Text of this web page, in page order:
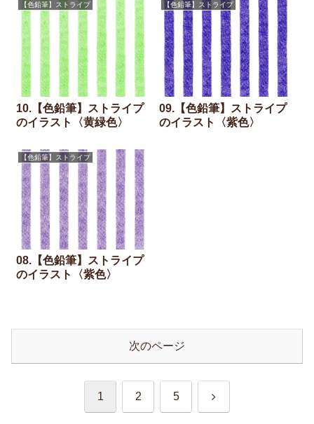
【色鉛筆】ストライプ
10.【色鉛筆】ストライプ
のイラスト〈黄緑色〉
【色鉛筆】ストライプ
09.【色鉛筆】ストライプ
のイラスト〈紫色〉
【色鉛筆】ストライプ
08.【色鉛筆】ストライプ
のイラスト〈紫色〉
次のページ
1 2 5 次